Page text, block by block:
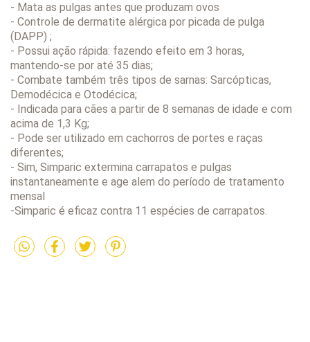
- Mata as pulgas antes que produzam ovos
- Controle de dermatite alérgica por picada de pulga
(DAPP) ;
- Possui ação rápida: fazendo efeito em 3 horas,
mantendo-se por até 35 dias;
- Combate também três tipos de sarnas: Sarcópticas,
Demodécica e Otodécica;
- Indicada para cães a partir de 8 semanas de idade e com
acima de 1,3 Kg;
- Pode ser utilizado em cachorros de portes e raças
diferentes;
- Sim, Simparic extermina carrapatos e pulgas
instantaneamente e age alem do período de tratamento
mensal
-Simparic é eficaz contra 11 espécies de carrapatos.